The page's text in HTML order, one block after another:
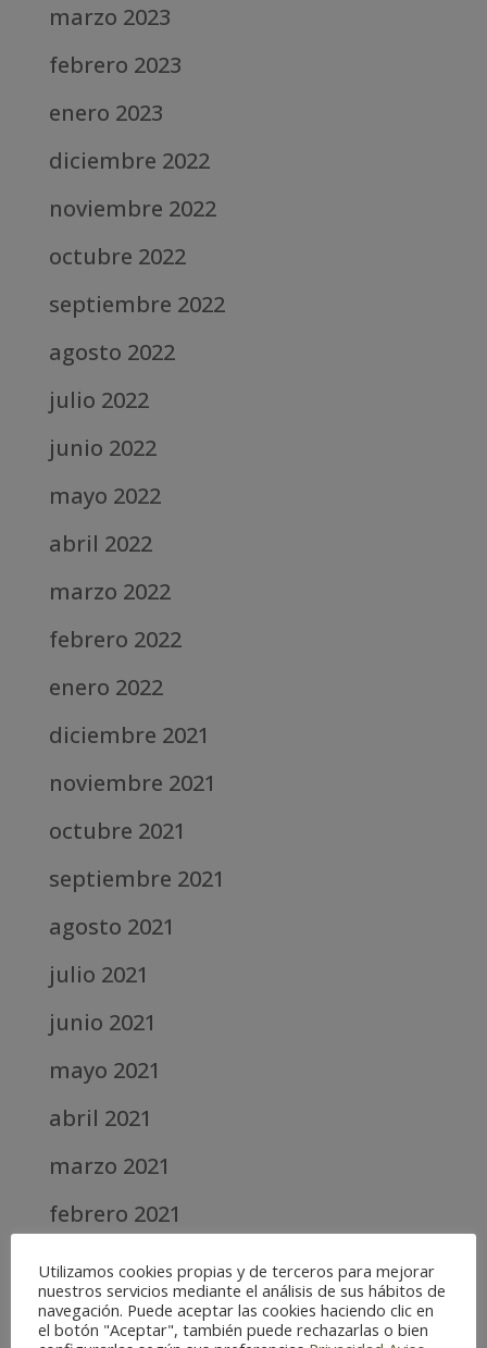
marzo 2023
febrero 2023
enero 2023
diciembre 2022
noviembre 2022
octubre 2022
septiembre 2022
agosto 2022
julio 2022
junio 2022
mayo 2022
abril 2022
marzo 2022
febrero 2022
enero 2022
diciembre 2021
noviembre 2021
octubre 2021
septiembre 2021
agosto 2021
julio 2021
junio 2021
mayo 2021
abril 2021
marzo 2021
febrero 2021
diciembre 2020
abril 2020
Utilizamos cookies propias y de terceros para mejorar
nuestros servicios mediante el análisis de sus hábitos de
navegación. Puede aceptar las cookies haciendo clic en
el botón "Aceptar", también puede rechazarlas o bien